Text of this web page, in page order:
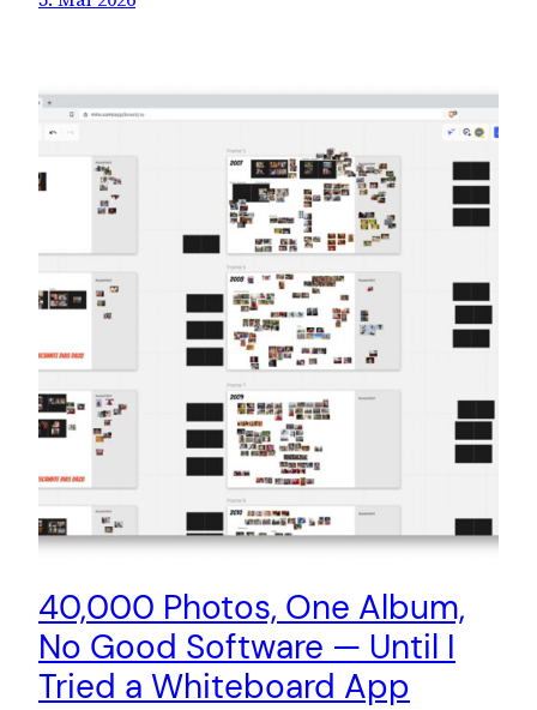
40,000 Photos, One Album,
No Good Software — Until I
Tried a Whiteboard App